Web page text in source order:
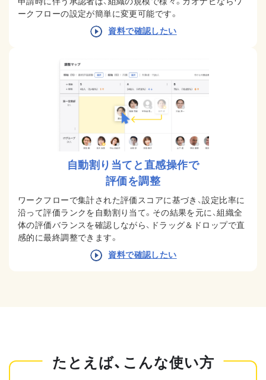
ークフローの設定が簡単に変更可能です。
資料で確認したい
自動割り当てと直感操作で
評価を調整
ワークフローで集計された評価スコアに基づき、設定比率に
沿って評価ランクを自動割り当て。その結果を元に、組織全
体の評価バランスを確認しながら、ドラッグ＆ドロップで直
感的に最終調整できます。
資料で確認したい